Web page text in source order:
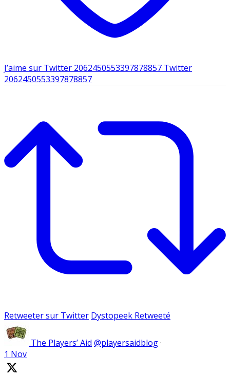
J’aime sur Twitter 2062450553397878857 Twitter
2062450553397878857
Retweeter sur Twitter Dystopeek Retweeté
The Players’ Aid @playersaidblog·
1 Nov